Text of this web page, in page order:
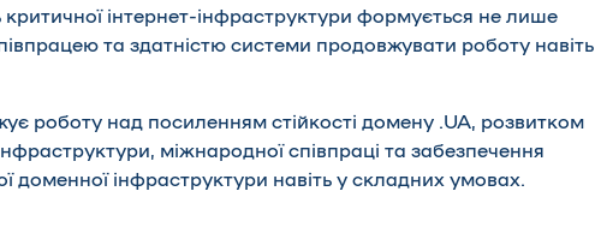
критичної інтернет-інфраструктури формується не лише
та здатністю системи продовжувати роботу навіть
роботу над посиленням стійкості домену .UA, розвитком
міжнародної співпраці та забезпечення
доменної інфраструктури навіть у складних умовах.